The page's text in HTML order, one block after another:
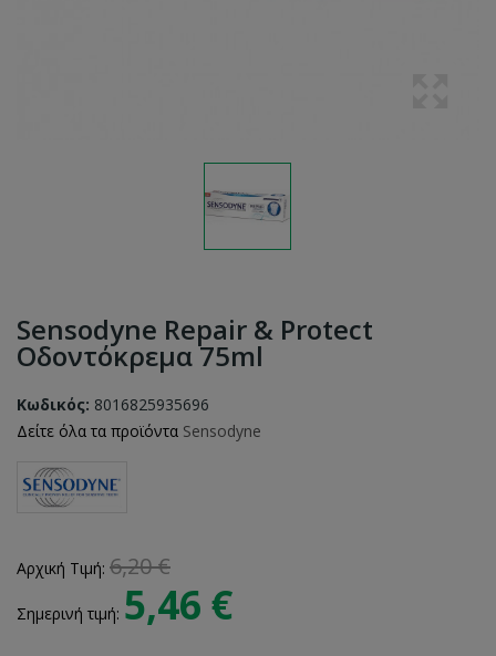
Sensodyne Repair & Protect
Οδοντόκρεμα 75ml
Κωδικός: 8016825935696
Δείτε όλα τα προϊόντα Sensodyne
Αρχική Τιμή: 6,20 €
Σημερινή τιμή: 5,46 €